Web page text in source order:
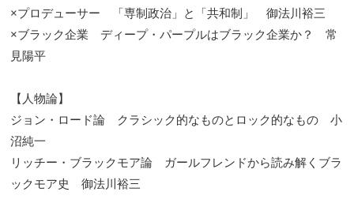
×プロデューサー 「専制政治」と「共和制」 御法川裕三
×ブラック企業 ディープ・パープルはブラック企業か？ 常
見陽平
【人物論】
ジョン・ロード論 クラシック的なものとロック的なもの 小
沼純一
リッチー・ブラックモア論 ガールフレンドから読み解くブラ
ックモア史 御法川裕三